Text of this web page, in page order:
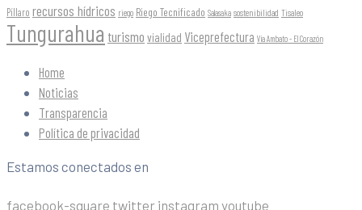
Píllaro recursos hídricos riego Riego Tecnificado Salasaka sostenibilidad Tisaleo
Tungurahua turismo vialidad Viceprefectura Vía Ambato - El Corazón
Home
Noticias
Transparencia
Política de privacidad
Estamos conectados en
facebook-square twitter instagram youtube